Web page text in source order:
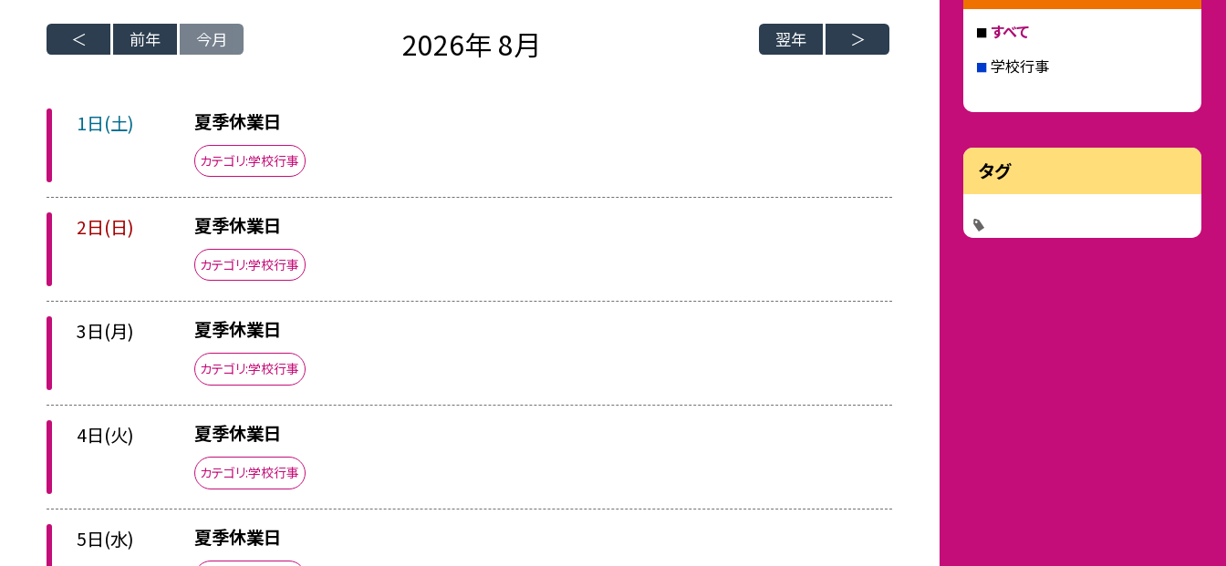
前年 今月 2026年 8月 翌年
1日(土) 夏季休業日
カテゴリ:学校行事
2日(日) 夏季休業日
カテゴリ:学校行事
3日(月) 夏季休業日
カテゴリ:学校行事
4日(火) 夏季休業日
カテゴリ:学校行事
5日(水) 夏季休業日
すべて
学校行事
タグ